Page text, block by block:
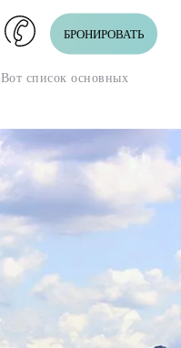
БРОНИРОВАТЬ
Вот список основных